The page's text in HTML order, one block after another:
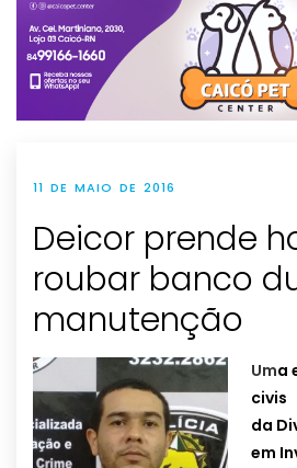
11 DE MAIO DE 2016
Deicor prende
roubar banco
Uma
civis
da
em